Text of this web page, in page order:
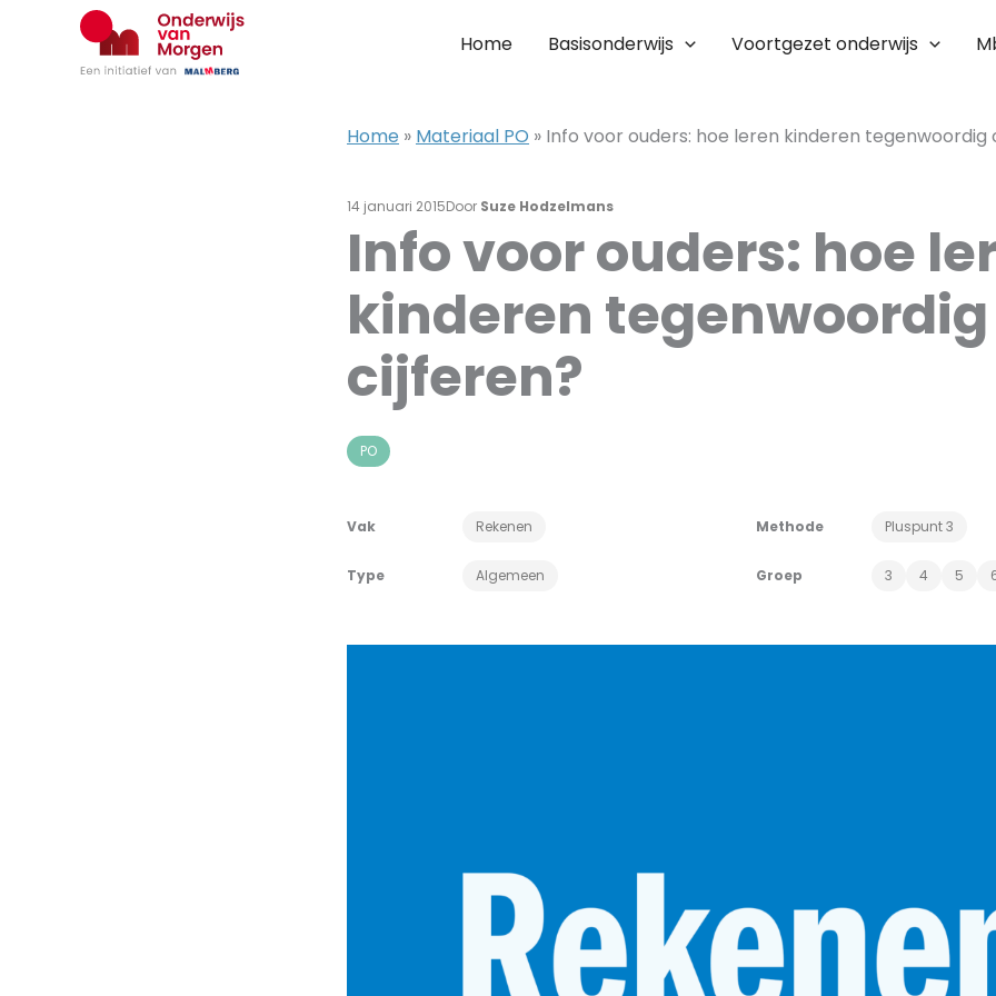
Home Basisonderwijs Voortgezet onderwijs
Home » Materiaal PO » Info voor ouders: hoe leren kinderen tegenwoordig
14 januari 2015Door Suze Hodzelmans
PO
Vak Rekenen Methode Pluspunt 3
Type Algemeen Groep 3 4 5
Info voor ouders: hoe
kinderen tegenwoordig
cijferen?